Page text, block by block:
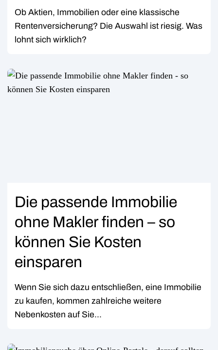
Ob Aktien, Immobilien oder eine klassische
Rentenversicherung? Die Auswahl ist riesig. Was
lohnt sich wirklich?
Die passende Immobilie
ohne Makler finden – so
können Sie Kosten
einsparen
Wenn Sie sich dazu entschließen, eine Immobilie
zu kaufen, kommen zahlreiche weitere
Nebenkosten auf Sie...